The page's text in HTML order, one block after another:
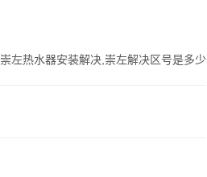
崇左热水器安装解决,崇左解决区号是多少